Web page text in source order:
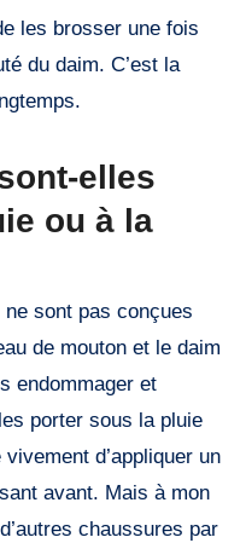
les brosser une fois
du daim. C’est la
elles
ou à la
de mouton et le daim
endommager et
porter sous la pluie
d’appliquer un
avant. Mais à mon
chaussures par